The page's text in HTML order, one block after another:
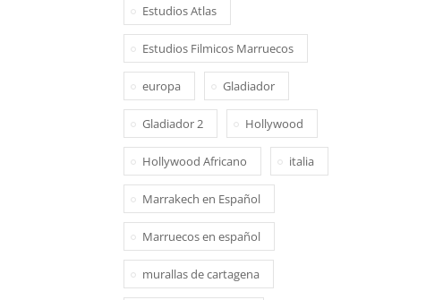
Estudios Atlas
Estudios Filmicos Marruecos
europa Gladiador
Gladiador 2 Hollywood
Hollywood Africano italia
Marrakech en Español
Marruecos en español
murallas de cartagena